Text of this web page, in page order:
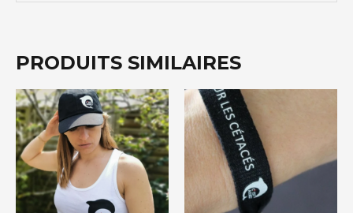
PRODUITS SIMILAIRES